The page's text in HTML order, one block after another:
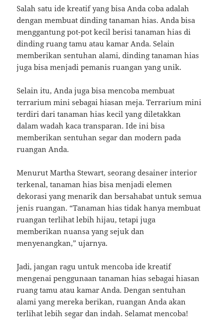
Salah satu ide kreatif yang bisa Anda coba adalah
dengan membuat dinding tanaman hias. Anda bisa
menggantung pot-pot kecil berisi tanaman hias di
dinding ruang tamu atau kamar Anda. Selain
memberikan sentuhan alami, dinding tanaman hias
juga bisa menjadi pemanis ruangan yang unik.
Selain itu, Anda juga bisa mencoba membuat
terrarium mini sebagai hiasan meja. Terrarium mini
terdiri dari tanaman hias kecil yang diletakkan
dalam wadah kaca transparan. Ide ini bisa
memberikan sentuhan segar dan modern pada
ruangan Anda.
Menurut Martha Stewart, seorang desainer interior
terkenal, tanaman hias bisa menjadi elemen
dekorasi yang menarik dan bersahabat untuk semua
jenis ruangan. “Tanaman hias tidak hanya membuat
ruangan terlihat lebih hijau, tetapi juga
memberikan nuansa yang sejuk dan
menyenangkan,” ujarnya.
Jadi, jangan ragu untuk mencoba ide kreatif
mengenai penggunaan tanaman hias sebagai hiasan
ruang tamu atau kamar Anda. Dengan sentuhan
alami yang mereka berikan, ruangan Anda akan
terlihat lebih segar dan indah. Selamat mencoba!